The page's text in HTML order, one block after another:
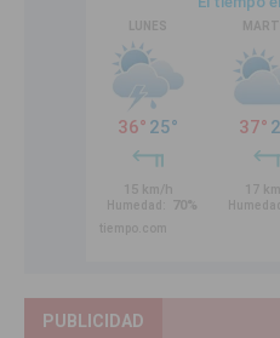
PUBLICIDAD